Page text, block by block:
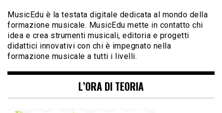
MusicEdu è la testata digitale dedicata al mondo della
formazione musicale. MusicEdu mette in contatto chi
idea e crea strumenti musicali, editoria e progetti
didattici innovativi con chi è impegnato nella
formazione musicale a tutti i livelli.
L’ORA DI TEORIA